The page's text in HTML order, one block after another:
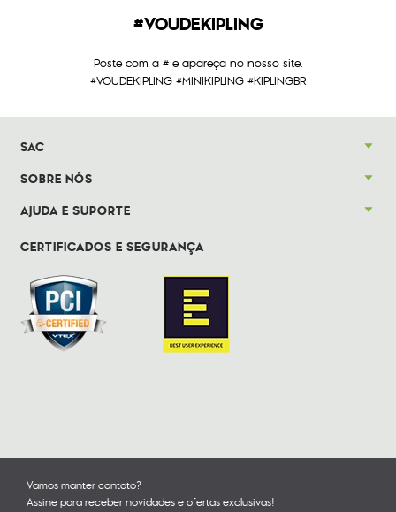
#VOUDEKIPLING
Poste com a # e apareça no nosso site.
#VOUDEKIPLING #MINIKIPLING #KIPLINGBR
SAC
SOBRE NÓS
AJUDA E SUPORTE
CERTIFICADOS E SEGURANÇA
Vamos manter contato?
Assine para receber novidades e ofertas exclusivas!